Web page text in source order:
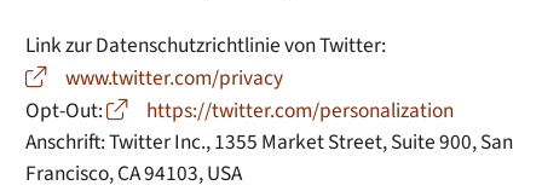
Link zur Datenschutzrichtlinie von Twitter:
www.twitter.com/privacy
Opt-Out:
https://twitter.com/personalization
Anschrift: Twitter Inc., 1355 Market Street, Suite 900, San
Francisco, CA 94103, USA